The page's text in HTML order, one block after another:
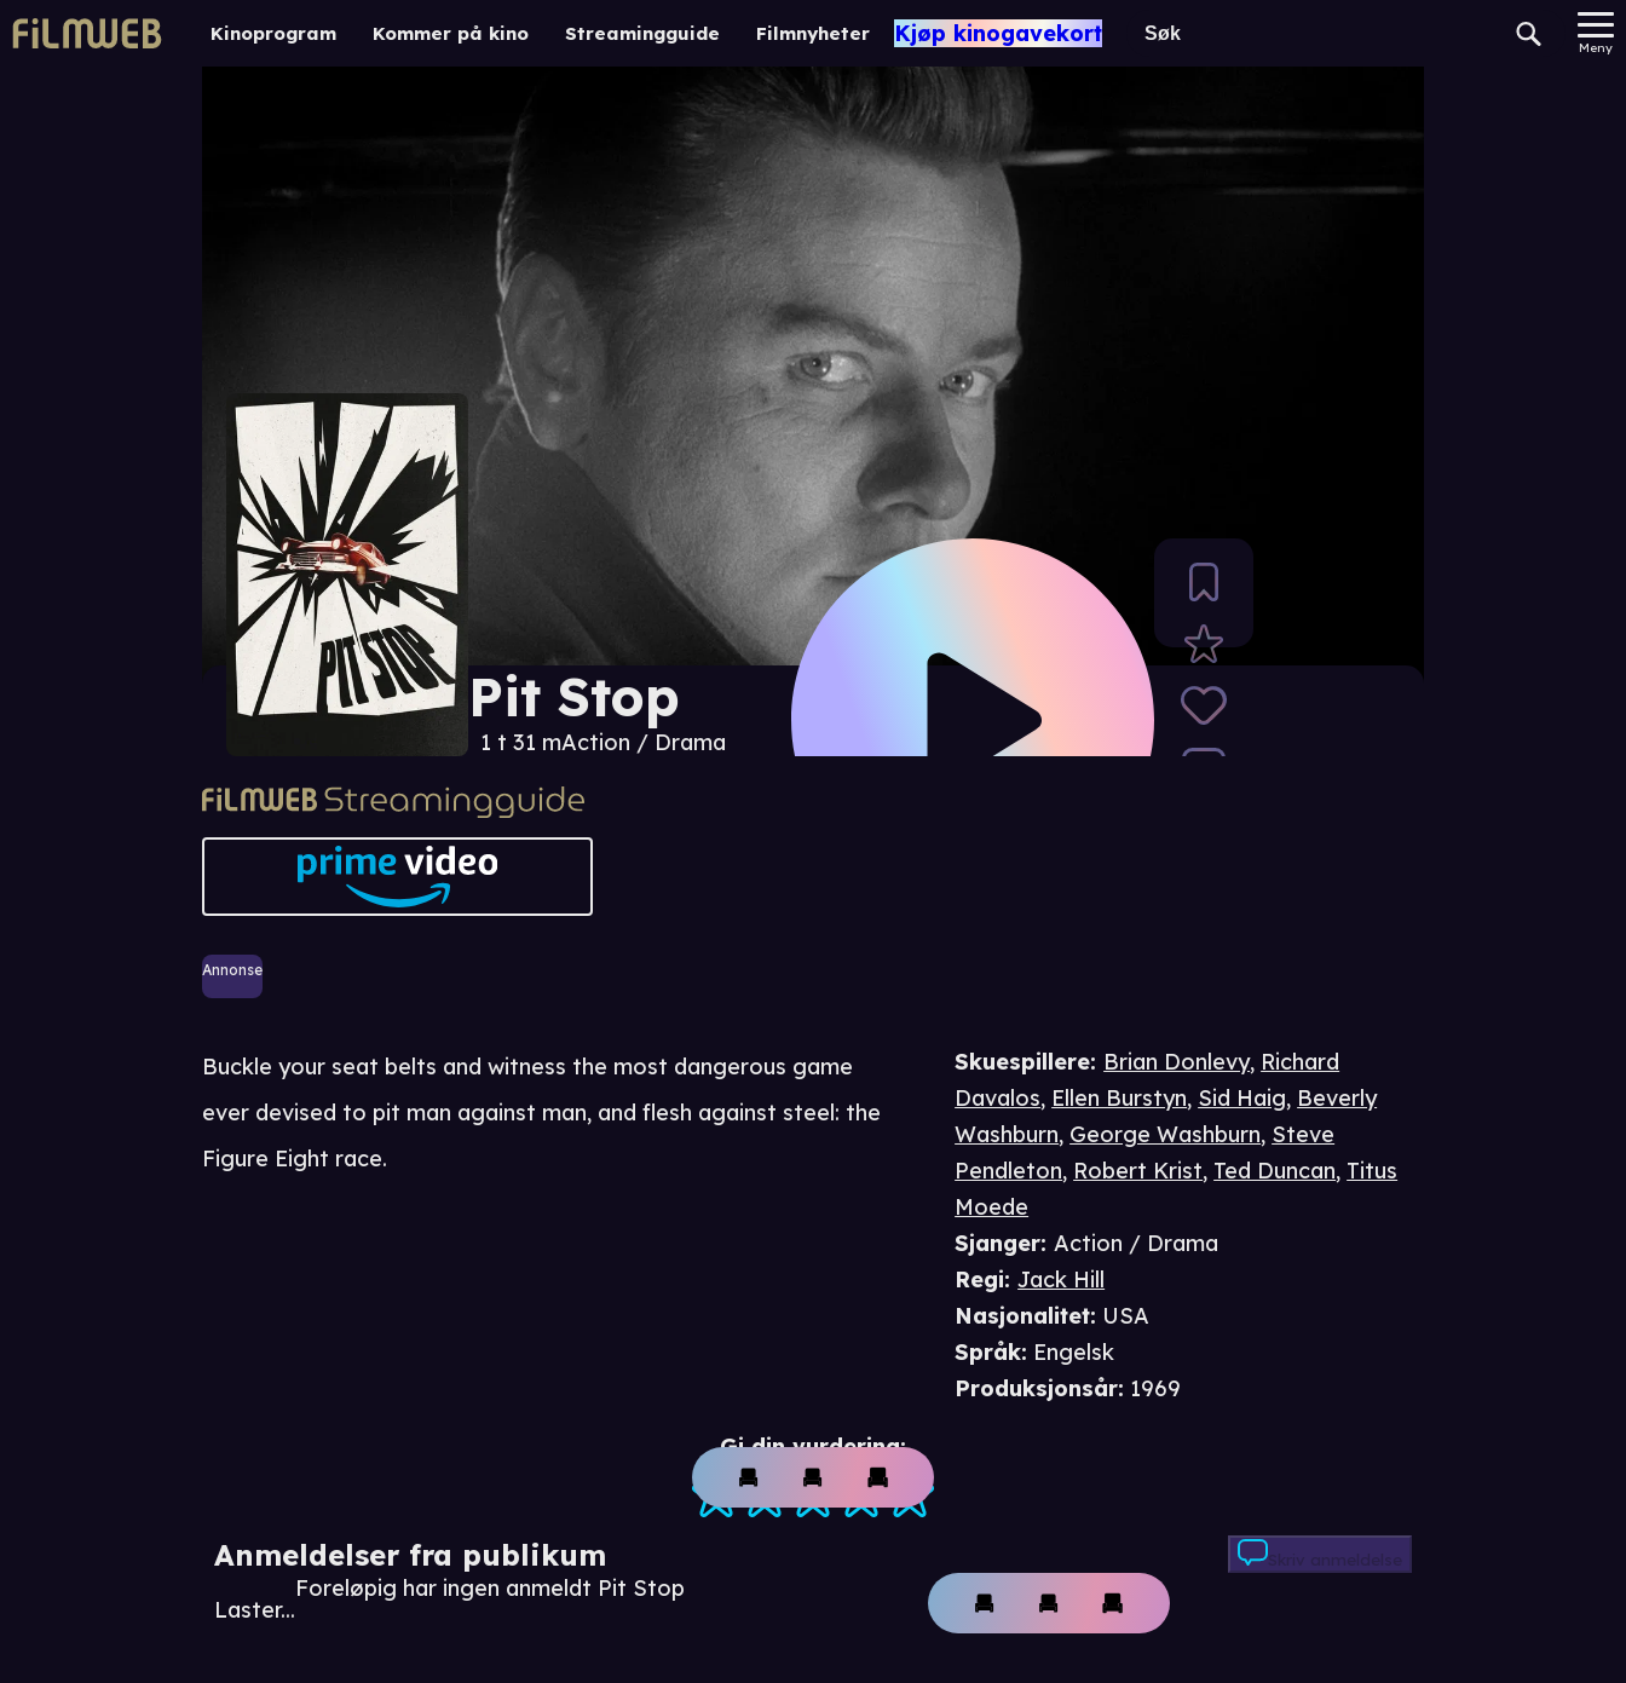
Kinoprogram Kommer på kino Streamingguide Filmnyheter Kjøp kinogavekort
Meny
Pit Stop
1 t 31 mAction / Drama
Annonse
Gi din vurdering:
Anmeldelser fra publikum
Laster...
Foreløpig har ingen anmeldt Pit Stop
Skriv anmeldelse
Skuespillere: Brian Donlevy, Richard
Davalos, Ellen Burstyn, Sid Haig, Beverly
Washburn, George Washburn, Steve
Pendleton, Robert Krist, Ted Duncan, Titus
Moede
Sjanger:Action / Drama
Regi:Jack Hill
Nasjonalitet: USA
Språk: Engelsk
Produksjonsår: 1969
Buckle your seat belts and witness the most dangerous game
ever devised to pit man against man, and flesh against steel: the
Figure Eight race.